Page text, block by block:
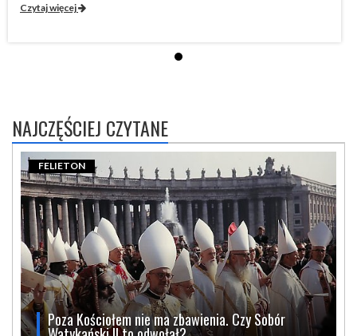
Czytaj więcej
NAJCZĘŚCIEJ CZYTANE
Poza Kościołem nie ma zbawienia. Czy Sobór
FELIETON